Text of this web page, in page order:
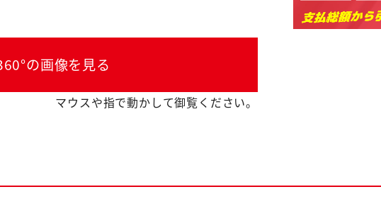
の画像を見る
マウスや指で動かして御覧ください。